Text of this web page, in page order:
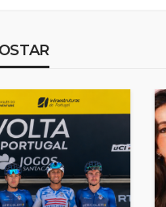
do Marcolino
2 dias atrás